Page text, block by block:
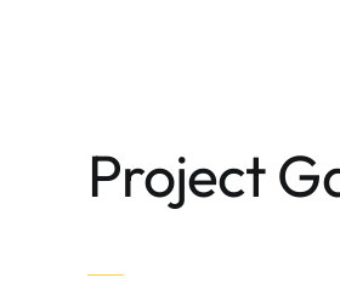
Project